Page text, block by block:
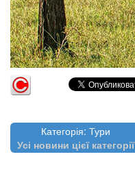
Категорія: Тури
Усі новини цієї категорії